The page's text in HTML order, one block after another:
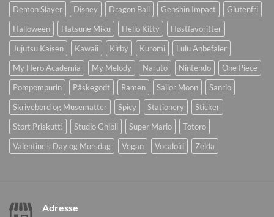
Demon Slayer
Disney Dragon Ball Genshin Impact
Glutenfri
Halloween
Hatsune Miku Hello Kitty
Høstfavoritter
Jujutsu Kaisen
Kawaii Kirby Kuromi
Lulu Anbefaler
My Hero Academia
My Melody Naruto Nintendo
One Piece
Pompompurin
Påskegodt Ramen Sailor Moon
Sanrio
Skrivebord og Musematter
Spicy Stationery
Sticker
Stort Priskutt!
Studio Ghibli Super Mario
Totoro
Valentine's Day og Morsdag
Vegan Vocaloid Zelda
Adresse